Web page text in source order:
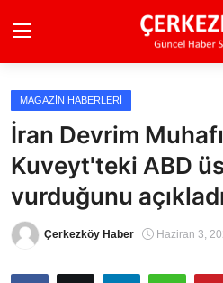
Ana Sayfa
Son Dakika
Ekonomi Haberleri
Magazin Haberleri
MAGAZIN HABERLERI
İran Devrim
Kuveyt'teki ABD
vurduğunu açıkladı
Çerkezköy Haber Haziran 3,